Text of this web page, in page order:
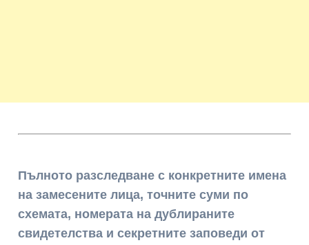
Пълното разследване с конкретните имена
на замесените лица, точните суми по
схемата, номерата на дублираните
свидетелства и секретните заповеди от